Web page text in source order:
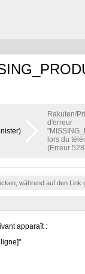
Rakuten/
d'erreur
lors du
(Erreur
während auf den